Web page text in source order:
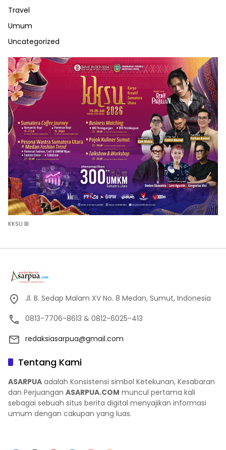
Travel
Umum
Uncategorized
KKSU BI
Jl. B. Sedap Malam XV No. 8 Medan, Sumut, Indonesia
0813-7706-8613 & 0812-6025-413
redaksiasarpua@gmail.com
Tentang Kami
ASARPUA adalah Konsistensi simbol Ketekunan, Kesabaran
dan Perjuangan ASARPUA.COM muncul pertama kali
sebagai sebuah situs berita digital menyajikan informasi
umum dengan cakupan yang luas.